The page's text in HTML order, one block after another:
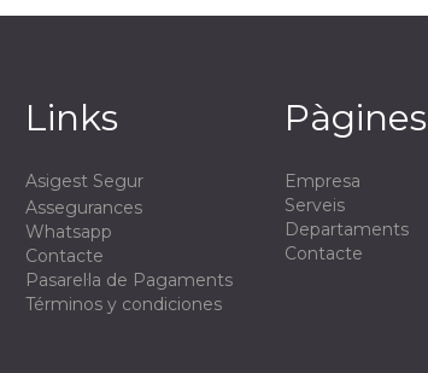
Links
Asigest Segur
Assegurances
Whatsapp
Contacte
Pasarel·la de Pagaments
Términos y condiciones
Pàgines
Empresa
Serveis
Departaments
Contacte